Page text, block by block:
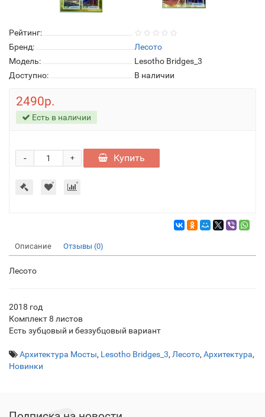
Рейтинг:
Бренд:
Лесото
Модель:
Lesotho Bridges_3
Доступно:
В наличии
2490р.
Есть в наличии
+
- Купить
Описание Отзывы (0)
Лесото
2018 год
Комплект 8 листов
Есть зубцовый и беззубцовый вариант
Архитектура Мосты, Lesotho Bridges_3, Лесото, Архитектура,
Новинки